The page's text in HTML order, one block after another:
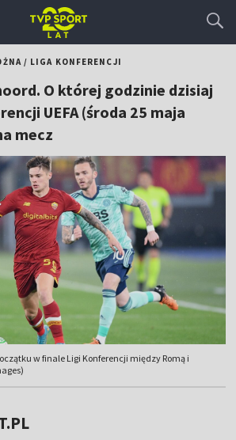
/ LIGA KONFERENCJI
O której godzinie dzisiaj
UEFA (środa 25 maja
mecz
w finale Ligi Konferencji między Romą i